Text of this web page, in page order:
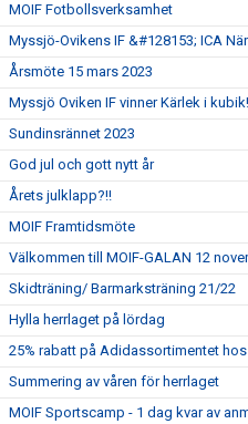
MOIF Fotbollsverksamhet
Myssjö-Ovikens IF &#128153; ICA
Årsmöte 15 mars 2023
Myssjö Oviken IF vinner Kärlek i kubik!
Sundinsrännet 2023
God jul och gott nytt år
Årets julklapp?!!
MOIF Framtidsmöte
Välkommen till MOIF-GALAN 12
Skidträning/ Barmarksträning 21/22
Hylla herrlaget på lördag
25% rabatt på Adidassortimentet
Summering av våren för herrlaget
MOIF Sportscamp - 1 dag kvar av